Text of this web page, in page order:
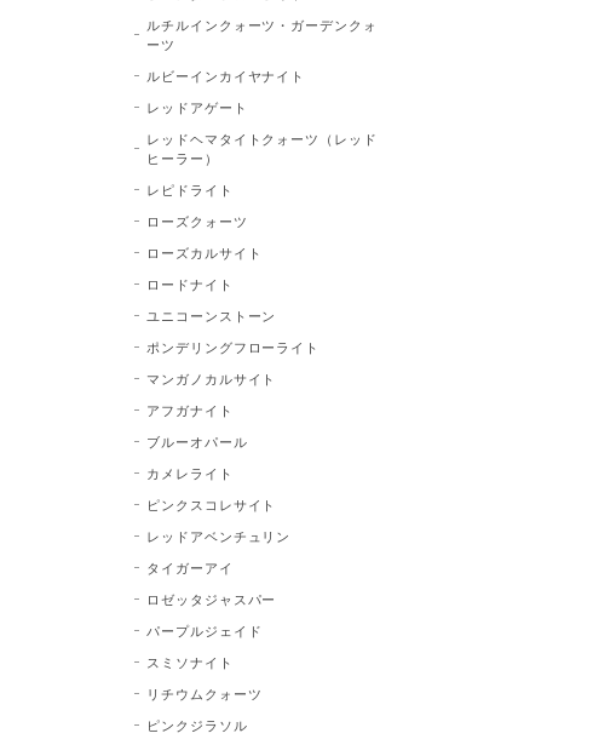
ルチルインクォーツ・ガーデンクォ
ーツ
ルビーインカイヤナイト
レッドアゲート
レッドヘマタイトクォーツ（レッド
ヒーラー）
レピドライト
ローズクォーツ
ローズカルサイト
ロードナイト
ユニコーンストーン
ポンデリングフローライト
マンガノカルサイト
アフガナイト
ブルーオパール
カメレライト
ピンクスコレサイト
レッドアベンチュリン
タイガーアイ
ロゼッタジャスパー
パープルジェイド
スミソナイト
リチウムクォーツ
ピンクジラソル